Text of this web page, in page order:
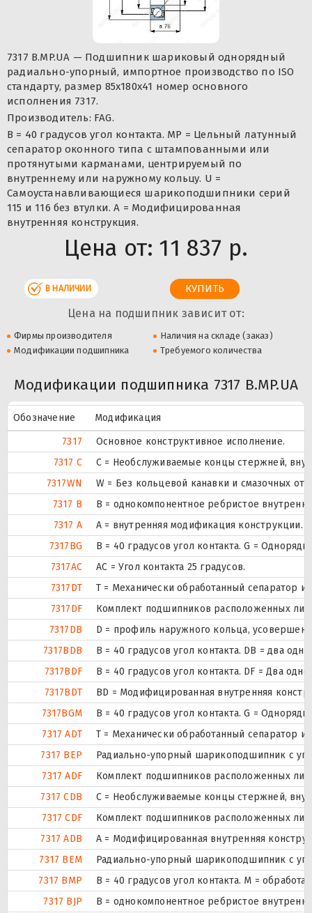
7317 B.MP.UA — Подшипник шариковый однорядный
радиально-упорный, импортное производство по ISO
стандарту, размер 85x180x41 номер основного
исполнения 7317.
Производитель: FAG.
B = 40 градусов угол контакта. MP = Цельный латунный
сепаратор оконного типа с штампованными или
протянутыми карманами, центрируемый по
внутреннему или наружному кольцу. U =
Самоустанавливающиеся шарикоподшипники серий
115 и 116 без втулки. A = Модифицированная
внутренняя конструкция.
Цена от: 11 837 р.
В НАЛИЧИИ
Цена на подшипник зависит от:
Фирмы производителя
Наличия на складе (заказ)
Модификации подшипника
Требуемого количества
Модификации подшипника 7317 B.MP.UA
Обозначение
Модификация
7317
Основное конструктивное исполнение.
7317 C
С = Необслуживаемые концы стержней,
7317WN
W = Без кольцевой канавки и смазочных
7317 B
B = однокомпонентное ребристое
7317 A
A = внутренняя модификация конструкции.
7317BG
B = 40 градусов угол контакта. G =
7317AC
AC = Угол контакта 25 градусов.
7317DT
T = Механически обработанный сепаратор
7317DF
Комплект подшипников расположенных
7317DB
D = профиль наружного кольца,
7317BDB
B = 40 градусов угол контакта. DB = два
7317BDF
B = 40 градусов угол контакта. DF = Два
7317BDT
BD = Модифицированная внутренняя
7317BGM
B = 40 градусов угол контакта. G =
7317 ADT
T = Механически обработанный сепаратор
7317 BEP
Радиально-упорный шарикоподшипник с
7317 ADF
Комплект подшипников расположенных
7317 CDB
С = Необслуживаемые концы стержней,
7317 CDF
Комплект подшипников расположенных
7317 ADB
A = Модифицированная внутренняя
7317 BEM
Радиально-упорный шарикоподшипник с
7317 BMP
B = 40 градусов угол контакта. M =
7317 BJP
B = однокомпонентное ребристое